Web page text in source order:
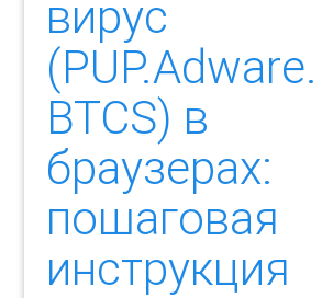
вирус
BTCS) в
браузерах:
пошаговая
инструкция